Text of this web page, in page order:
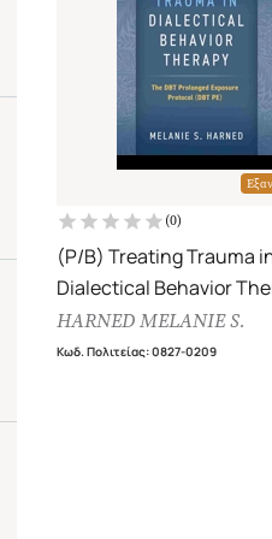
(0)
(P/B) Treating Trauma
Dialectical Behavior
The DBT Prolonged
Protocol (DBT PE)
HARNED MELANIE S.
Κωδ. Πολιτείας:0827-0209